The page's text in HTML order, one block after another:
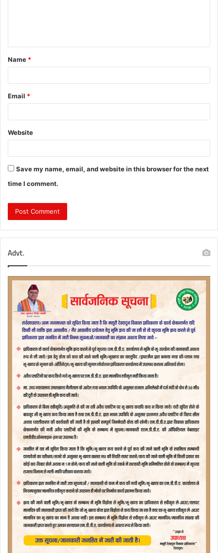
t
*
Name *
Email *
Website
Save my name, email, and website in this browser for the next
time I comment.
Advt.